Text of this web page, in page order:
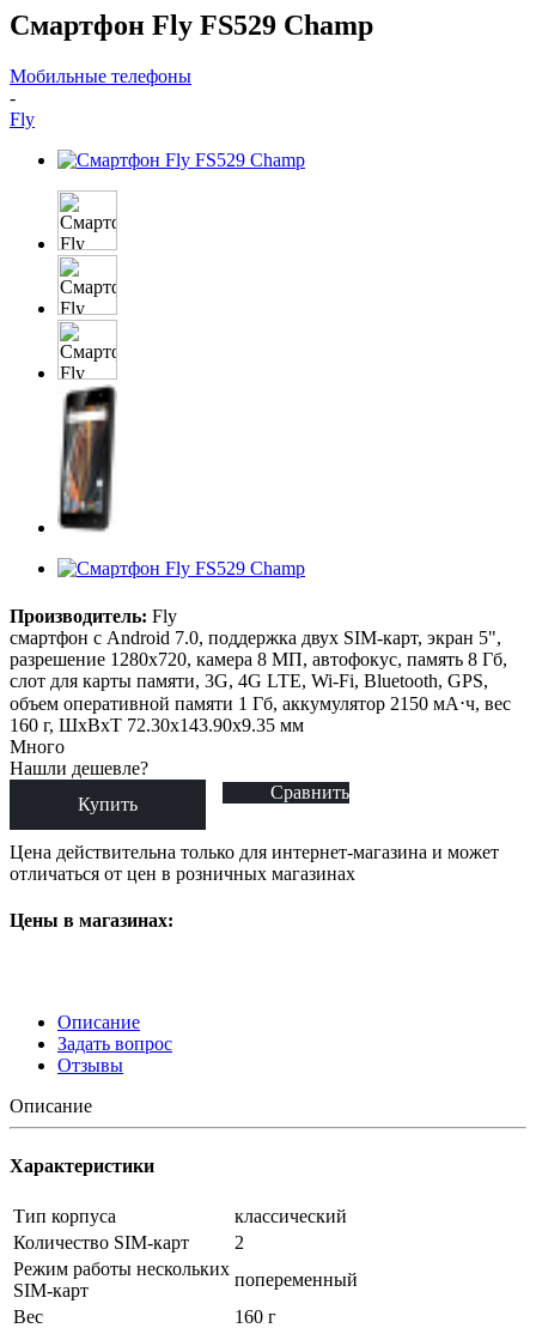
Смартфон Fly FS529 Сhamp
Мобильные телефоны
-
Fly
Производитель: Fly
смартфон с Android 7.0, поддержка двух SIM-карт, экран 5",
разрешение 1280x720, камера 8 МП, автофокус, память 8 Гб,
слот для карты памяти, 3G, 4G LTE, Wi-Fi, Bluetooth, GPS,
объем оперативной памяти 1 Гб, аккумулятор 2150 мА⋅ч, вес
160 г, ШxВxТ 72.30x143.90x9.35 мм
Много
Нашли дешевле?
Купить
Сравнить
Цена действительна только для интернет-магазина и может
отличаться от цен в розничных магазинах
Цены в магазинах:
Описание
Задать вопрос
Отзывы
Описание
Характеристики
Тип корпуса
классический
Количество SIM-карт
2
Режим работы нескольких
SIM-карт
попеременный
Вес
160 г